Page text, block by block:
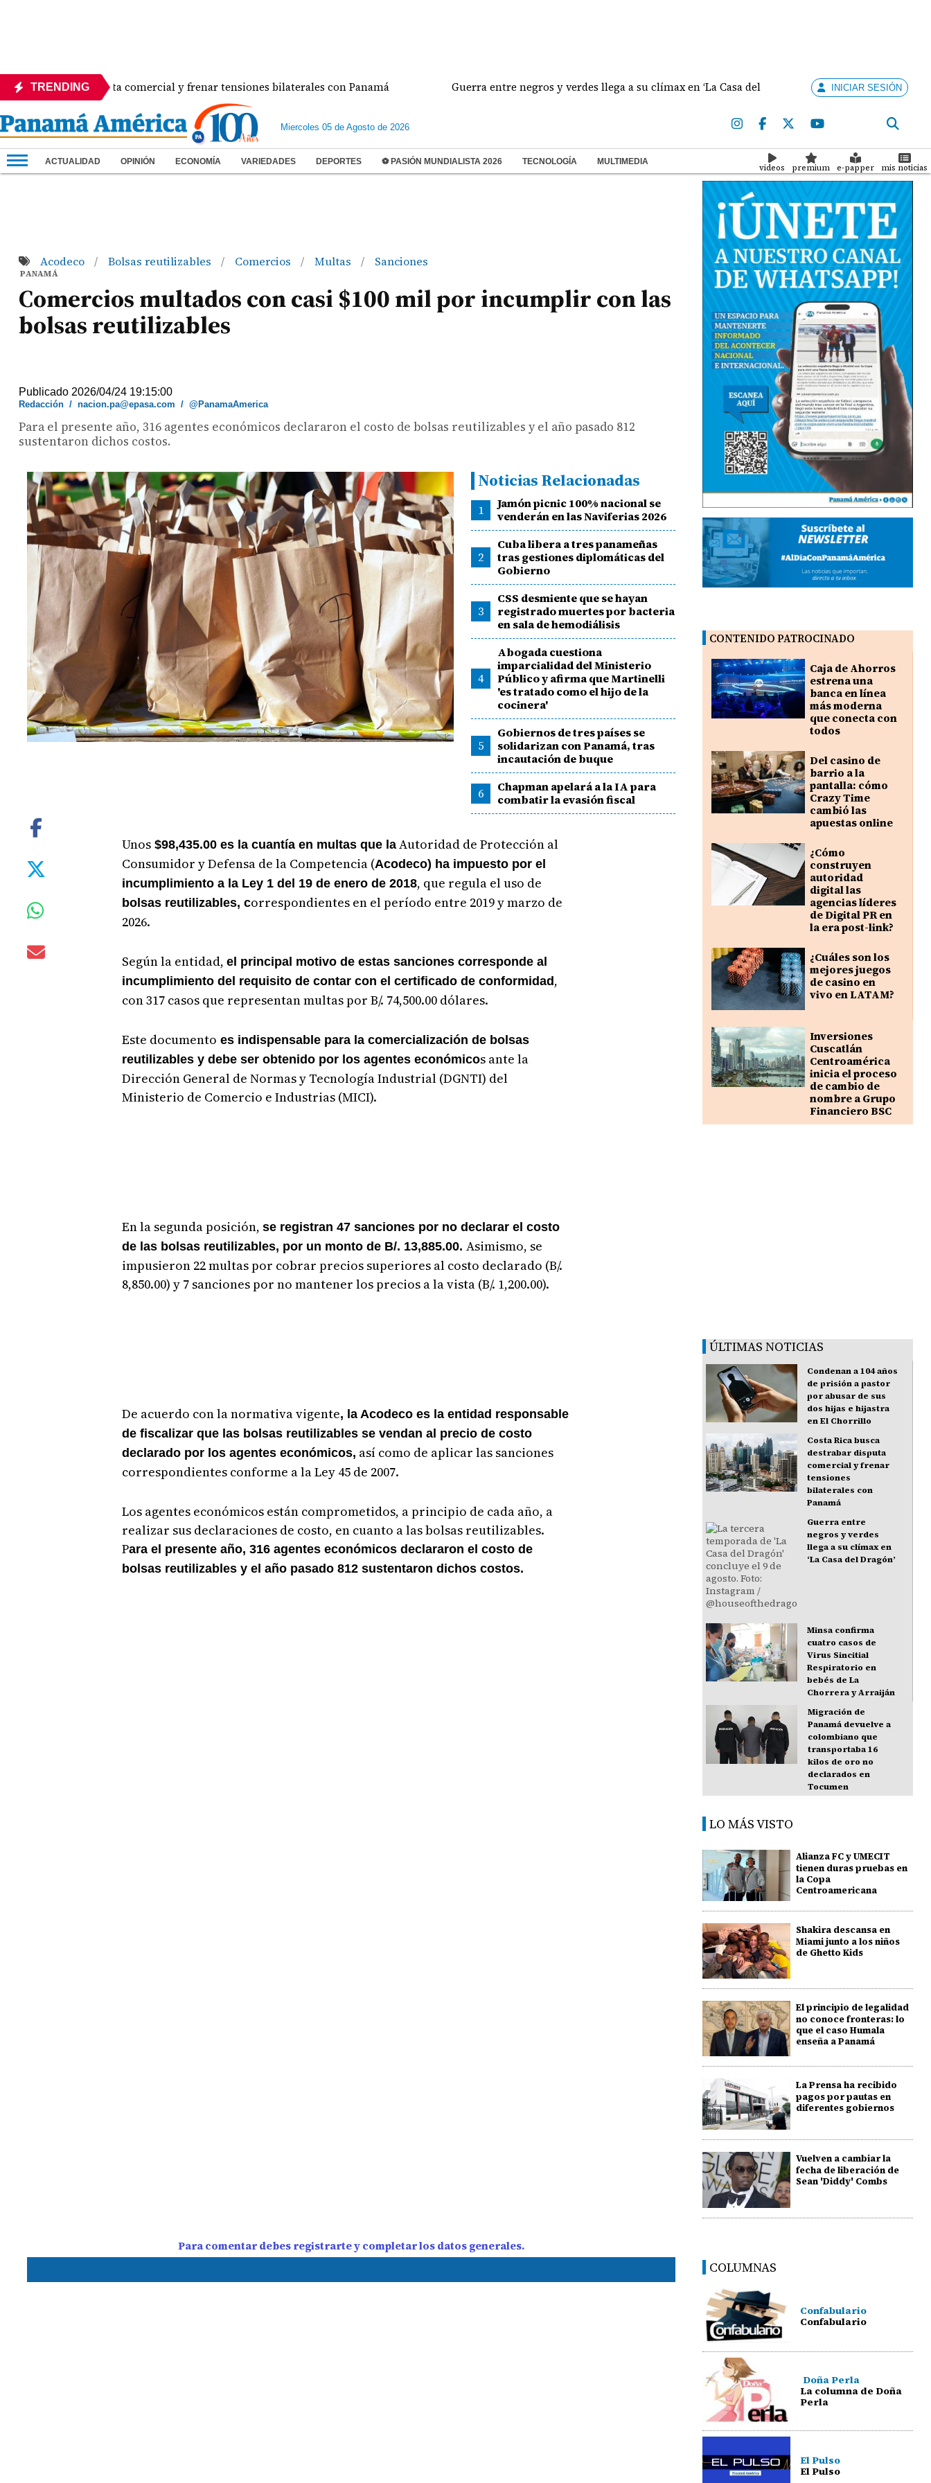
TRENDING
disputa comercial y frenar tensiones bilaterales con Panamá Guerra entre negros y verdes llega a su clímax en ‘La Casa del Dragón’ Minsa confirma
INICIAR SESIÓN
Miercoles 05 de Agosto de 2026
ACTUALIDAD OPINIÓN ECONOMÍA VARIEDADES DEPORTES ⚽ PASIÓN MUNDIALISTA 2026 TECNOLOGÍA MULTIMEDIA
videos premium e-papper mis noticias
Acodeco / Bolsas reutilizables / Comercios / Multas / Sanciones
PANAMÁ
Comercios multados con casi $100 mil por incumplir con las
bolsas reutilizables
Publicado 2026/04/24 19:15:00
Redacción /nacion.pa@epasa.com /@PanamaAmerica
Para el presente año, 316 agentes económicos declararon el costo de bolsas reutilizables y el año pasado 812
sustentaron dichos costos.
Noticias Relacionadas
1
Jamón picnic 100% nacional se
venderán en las Naviferias 2026
2
Cuba libera a tres panameñas
tras gestiones diplomáticas del
Gobierno
3
CSS desmiente que se hayan
registrado muertes por bacteria
en sala de hemodiálisis
4
Abogada cuestiona
imparcialidad del Ministerio
Público y afirma que Martinelli
'es tratado como el hijo de la
cocinera'
5
Gobiernos de tres países se
solidarizan con Panamá, tras
incautación de buque
6
Chapman apelará a la IA para
combatir la evasión fiscal
Unos$98,435.00 es la cuantía en multas que laAutoridad de Protección al
Consumidor y Defensa de la Competencia (Acodeco) ha impuesto por el
incumplimiento a la Ley 1 del 19 de enero de 2018, que regula el uso de
bolsas reutilizables, correspondientes en el período entre 2019 y marzo de
2026.
Según la entidad, el principal motivo de estas sanciones corresponde al
incumplimiento del requisito de contar con el certificado de conformidad ,
con 317 casos que representan multas por B/. 74,500.00 dólares.
Este documento es indispensable para la comercialización de bolsas
reutilizables y debe ser obtenido por los agentes económicos ante la
Dirección General de Normas y Tecnología Industrial (DGNTI) del
Ministerio de Comercio e Industrias (MICI).
En la segunda posición, se registran 47 sanciones por no declarar el costo
de las bolsas reutilizables, por un monto de B/. 13,885.00. Asimismo, se
impusieron 22 multas por cobrar precios superiores al costo declarado (B/.
8,850.00) y 7 sanciones por no mantener los precios a la vista (B/. 1,200.00).
De acuerdo con la normativa vigente, la Acodeco es la entidad responsable
de fiscalizar que las bolsas reutilizables se vendan al precio de costo
declarado por los agentes económicos, así como de aplicar las sanciones
correspondientes conforme a la Ley 45 de 2007.
Los agentes económicos están comprometidos, a principio de cada año, a
realizar sus declaraciones de costo, en cuanto a las bolsas reutilizables.
Para el presente año, 316 agentes económicos declararon el costo de
bolsas reutilizables y el año pasado 812 sustentaron dichos costos.
Para comentar debes registrarte y completar los datos generales.
CONTENIDO PATROCINADO
Caja de Ahorros
estrena una
banca en línea
más moderna
que conecta con
todos
Del casino de
barrio a la
pantalla: cómo
Crazy Time
cambió las
apuestas online
¿Cómo
construyen
autoridad
digital las
agencias líderes
de Digital PR en
la era post-link?
¿Cuáles son los
mejores juegos
de casino en
vivo en LATAM?
Inversiones
Cuscatlán
Centroamérica
inicia el proceso
de cambio de
nombre a Grupo
Financiero BSC
ÚLTIMAS NOTICIAS
Condenan a 104 años
de prisión a pastor
por abusar de sus
dos hijas e hijastra
en El Chorrillo
Costa Rica busca
destrabar disputa
comercial y frenar
tensiones
bilaterales con
Panamá
Guerra entre
negros y verdes
llega a su clímax en
‘La Casa del Dragón’
Minsa confirma
cuatro casos de
Virus Sincitial
Respiratorio en
bebés de La
Chorrera y Arraiján
Migración de
Panamá devuelve a
colombiano que
transportaba 16
kilos de oro no
declarados en
Tocumen
LO MÁS VISTO
Alianza FC y UMECIT
tienen duras pruebas en
la Copa
Centroamericana
Shakira descansa en
Miami junto a los niños
de Ghetto Kids
El principio de legalidad
no conoce fronteras: lo
que el caso Humala
enseña a Panamá
La Prensa ha recibido
pagos por pautas en
diferentes gobiernos
Vuelven a cambiar la
fecha de liberación de
Sean 'Diddy' Combs
COLUMNAS
Confabulario
Confabulario
Doña Perla
La columna de Doña
Perla
El Pulso
El Pulso